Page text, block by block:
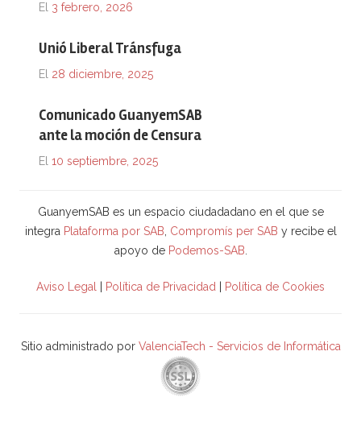
El 3 febrero, 2026
Unió Liberal Tránsfuga
El 28 diciembre, 2025
Comunicado GuanyemSAB
ante la moción de Censura
El 10 septiembre, 2025
GuanyemSAB es un espacio ciudadadano en el que se
integra Plataforma por SAB Compromís per SAB y recibe el
apoyo de Podemos-SAB
Aviso Legal Política de Privacidad Política de Cookies
Sitio administrado por ValenciaTech - Servicios de Informática